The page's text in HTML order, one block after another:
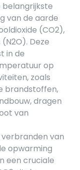
belangrijkste
van de aarde
(CO2),
Deze
in de
op
zoals
brandstoffen,
dragen
van
van
opwarming
een cruciale